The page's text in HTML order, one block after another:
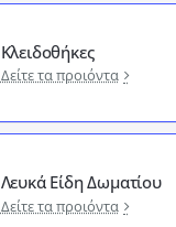
Κλειδοθήκες
Δείτε τα προιόντα
Λευκά Είδη Δωματίου
Δείτε τα προιόντα